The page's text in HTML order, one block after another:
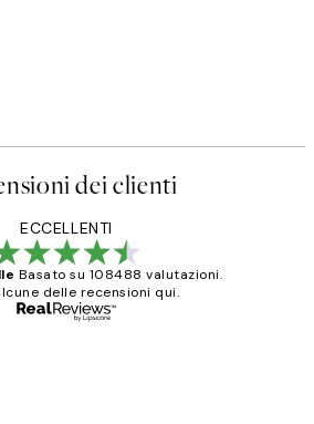
dei clienti
ECCELLENTI
Basato su 108488 valutazioni.
delle recensioni qui.